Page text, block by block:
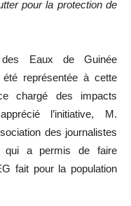
pour la protection de
Eaux de Guinée
représentée à cette
chargé des impacts
l’initiative, M.
des journalistes
qui a permis de faire
fait pour la population